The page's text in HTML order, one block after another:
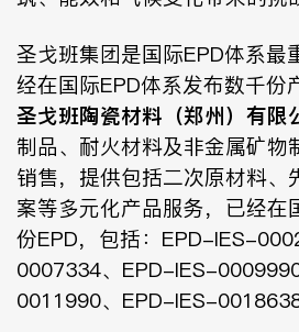
圣戈班集团是国际EPD体系最
经在国际EPD体系发布数千份
圣戈班陶瓷材料（郑州）有限
制品、耐火材料及非金属矿物
销售，提供包括二次原材料、
案等多元化产品服务，已经在
份EPD， 包括： EPD-IES-
0007334、 EPD-IES-
0011990、 EPD-IES-